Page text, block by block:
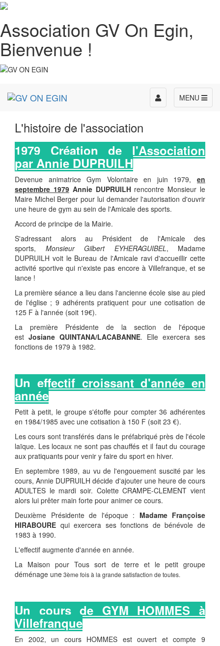
Association GV On Egin,
Bienvenue !
MENU
Toggle
navigation
L'histoire de l'association
1979 Création de l'Association
par Annie DUPRUILH
Devenue animatrice Gym Volontaire en juin 1979, en
septembre 1979 Annie DUPRUILHrencontre Monsieur le
Maire Michel Berger pour lui demander l'autorisation d'ouvrir
une heure de gym au sein de l'Amicale des sports.
Accord de principe de la Mairie.
S'adressant alors au Président de l'Amicale des
sports, Monsieur Gilbert EYHERAGUIBEL, Madame
DUPRUILH voit le Bureau de l'Amicale ravi d'accueillir cette
activité sportive qui n'existe pas encore à Villefranque, et se
lance !
La première séance a lieu dans l'ancienne école sise au pied
de l'église ; 9 adhérents pratiquent pour une cotisation de
125 F à l'année (soit 19€).
La première Présidente de la section de l'époque
est Josiane QUINTANA/LACABANNE. Elle exercera ses
fonctions de 1979 à 1982.
Un effectif croissant d'année en
année
Petit à petit, le groupe s'étoffe pour compter 36 adhérentes
en 1984/1985 avec une cotisation à 150 F (soit 23 €).
Les cours sont transférés dans le préfabriqué près de l'école
laïque. Les locaux ne sont pas chauffés et il faut du courage
aux pratiquants pour venir y faire du sport en hiver.
En septembre 1989, au vu de l'engouement suscité par les
cours, Annie DUPRUILH décide d'ajouter une heure de cours
ADULTES le mardi soir. Colette CRAMPE-CLEMENT vient
alors lui prêter main forte pour animer ce cours.
Deuxième Présidente de l'époque : Madame Françoise
HIRABOURE qui exercera ses fonctions de bénévole de
1983 à 1990.
L'effectif augmente d'année en année.
La Maison pour Tous sort de terre et le petit groupe
déménage une3ème fois à la grande satisfaction de toutes.
Un cours de GYM HOMMES à
Villefranque
En 2002, un cours HOMMES est ouvert et compte 9